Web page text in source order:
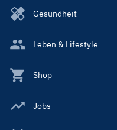
Gesundheit
Leben & Lifestyle
Shop
Jobs